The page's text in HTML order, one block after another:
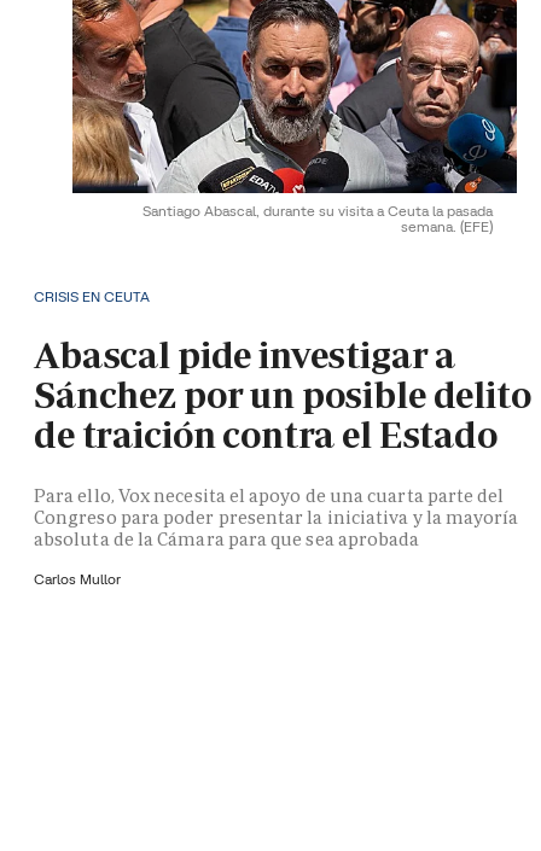
Santiago Abascal, durante su visita a Ceuta la pasada
semana. (EFE)
CRISIS EN CEUTA
Abascal pide investigar a
Sánchez por un posible delito
de traición contra el Estado
Para ello, Vox necesita el apoyo de una cuarta parte del
Congreso para poder presentar la iniciativa y la mayoría
absoluta de la Cámara para que sea aprobada
Carlos Mullor